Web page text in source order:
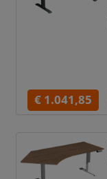
€ 1.041,85